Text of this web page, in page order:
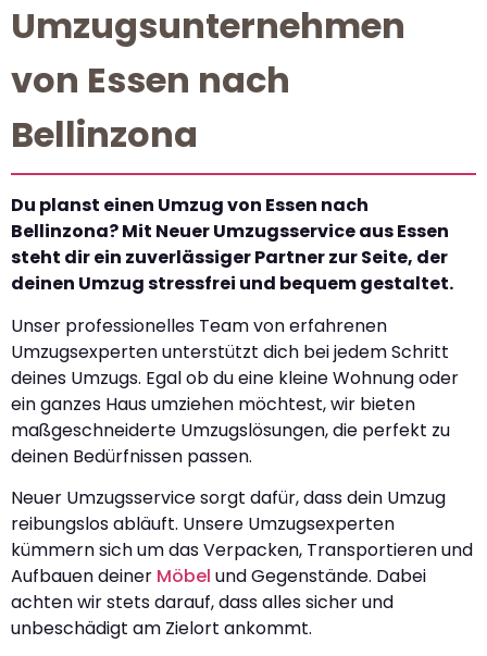
Umzugsunternehmen
von Essen nach
Bellinzona
Du planst einen Umzug von Essen nach
Bellinzona? Mit Neuer Umzugsservice aus Essen
steht dir ein zuverlässiger Partner zur Seite, der
deinen Umzug stressfrei und bequem gestaltet.
Unser professionelles Team von erfahrenen
Umzugsexperten unterstützt dich bei jedem Schritt
deines Umzugs. Egal ob du eine kleine Wohnung oder
ein ganzes Haus umziehen möchtest, wir bieten
maßgeschneiderte Umzugslösungen, die perfekt zu
deinen Bedürfnissen passen.
Neuer Umzugsservice sorgt dafür, dass dein Umzug
reibungslos abläuft. Unsere Umzugsexperten
kümmern sich um das Verpacken, Transportieren und
Aufbauen deiner Möbel und Gegenstände. Dabei
achten wir stets darauf, dass alles sicher und
unbeschädigt am Zielort ankommt.